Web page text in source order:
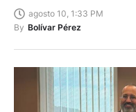
agosto 10, 1:33 PM
By Bolívar Pérez